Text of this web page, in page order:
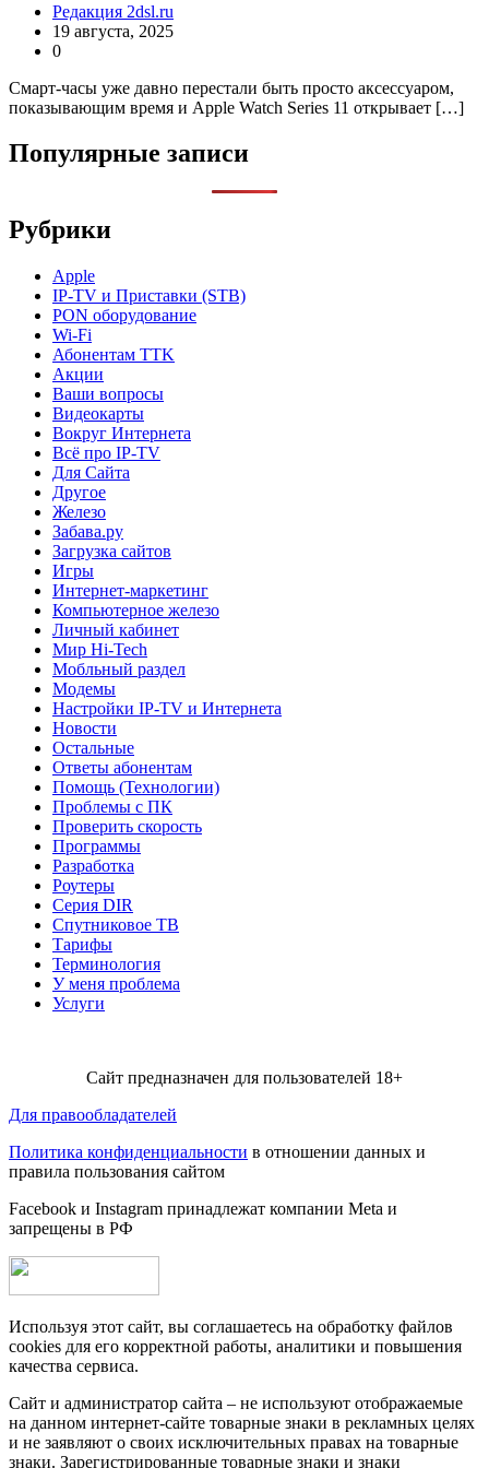
Редакция 2dsl.ru
19 августа, 2025
0
Смарт-часы уже давно перестали быть просто аксессуаром,
показывающим время и Apple Watch Series 11 открывает […]
Популярные записи
Рубрики
Apple
IP-TV и Приставки (STB)
PON оборудование
Wi-Fi
Абонентам TTK
Акции
Ваши вопросы
Видеокарты
Вокруг Интернета
Всё про IP-TV
Для Сайта
Другое
Железо
Забава.ру
Загрузка сайтов
Игры
Интернет-маркетинг
Компьютерное железо
Личный кабинет
Мир Hi-Tech
Мобльный раздел
Модемы
Настройки IP-TV и Интернета
Новости
Остальные
Ответы абонентам
Помощь (Технологии)
Проблемы с ПК
Проверить скорость
Программы
Разработка
Роутеры
Серия DIR
Спутниковое ТВ
Тарифы
Терминология
У меня проблема
Услуги
Сайт предназначен для пользователей 18+
Для правообладателей
Политика конфиденциальности в отношении данных и
правила пользования сайтом
Facebook и Instagram принадлежат компании Metа и
запрещены в РФ
Используя этот сайт, вы соглашаетесь на обработку файлов
cookies для его корректной работы, аналитики и повышения
качества сервиса.
Сайт и администратор сайта – не используют отображаемые
на данном интернет-сайте товарные знаки в рекламных целях
и не заявляют о своих исключительных правах на товарные
знаки. Зарегистрированные товарные знаки и знаки